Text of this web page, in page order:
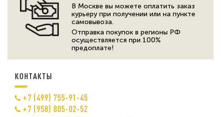
В Москве вы можете оплатить заказ
курьеру при получении или на пункте
самовывоза.
Отправка покупок в регионы РФ
осуществляется при 100%
предоплате!
КОНТАКТЫ
+7 (499) 755-91-45
+7 (958) 805-02-52